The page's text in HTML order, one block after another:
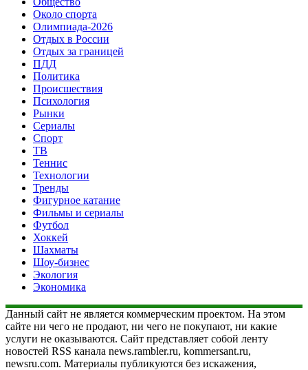
Около спорта
Олимпиада-2026
Отдых в России
Отдых за границей
ПДД
Политика
Происшествия
Психология
Рынки
Сериалы
Спорт
ТВ
Теннис
Технологии
Тренды
Фигурное катание
Фильмы и сериалы
Футбол
Хоккей
Шахматы
Шоу-бизнес
Экология
Экономика
Данный сайт не является коммерческим проектом. На этом
сайте ни чего не продают, ни чего не покупают, ни какие
услуги не оказываются. Сайт представляет собой ленту
новостей RSS канала news.rambler.ru, kommersant.ru,
newsru.com. Материалы публикуются без искажения,